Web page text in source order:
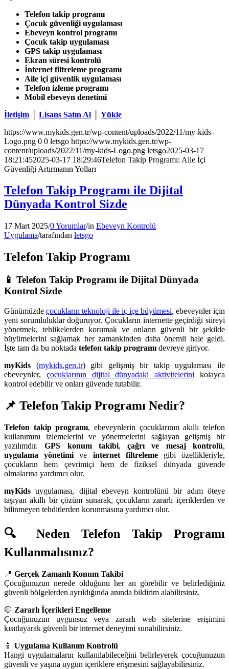
Telefon takip programı
Çocuk güvenliği uygulaması
Ebeveyn kontrol programı
Çocuk takip uygulaması
GPS takip uygulaması
Ekran süresi kontrolü
İnternet filtreleme programı
Aile içi güvenlik uygulaması
Telefon izleme programı
Mobil ebeveyn denetimi
İletişim
Lisans Satın Al
Yükle
https://www.mykids.gen.tr/wp-content/uploads/2022/11/my-kids-
Logo.png 0 0 letsgo https://www.mykids.gen.tr/wp-
content/uploads/2022/11/my-kids-Logo.png letsgo2025-03-17
18:21:452025-03-17 18:29:46Telefon Takip Programı: Aile İçi
Güvenliği Artırmanın Yolları
Telefon Takip Programı ile Dijital
Dünyada Kontrol Sizde
17 Mart 2025/0 Yorumlar/in Ebeveyn Kontrolü
Uygulama/tarafından letsgo
Telefon Takip Programı
📱 Telefon Takip Programı ile Dijital Dünyada
Kontrol Sizde
Günümüzde çocukların teknoloji ile iç içe büyümesi, ebeveynler için
yeni sorumluluklar doğuruyor. Çocukların internette geçirdiği süreyi
yönetmek, tehlikelerden korumak ve onların güvenli bir şekilde
büyümelerini sağlamak her zamankinden daha önemli hale geldi.
İşte tam da bu noktada telefon takip programı devreye giriyor.
myKids (mykids.gen.tr) gibi gelişmiş bir takip uygulaması ile
ebeveynler, çocuklarının dijital dünyadaki aktivitelerini kolayca
kontrol edebilir ve onları güvende tutabilir.
📌 Telefon Takip Programı Nedir?
Telefon takip programı, ebeveynlerin çocuklarının akıllı telefon
kullanımını izlemelerini ve yönetmelerini sağlayan gelişmiş bir
yazılımdır.GPS konum takibi,çağrı ve mesaj kontrolü,
uygulama yönetimi ve internet filtrelemegibi özellikleriyle,
çocukların hem çevrimiçi hem de fiziksel dünyada güvende
olmalarına yardımcı olur.
myKids uygulaması, dijital ebeveyn kontrolünü bir adım öteye
taşıyan akıllı bir çözüm sunarak, çocukların zararlı içeriklerden ve
bilinmeyen tehditlerden korunmasına yardımcı olur.
🔍 Neden Telefon Takip Programı
Kullanmalısınız?
📍 Gerçek Zamanlı Konum Takibi
Çocuğunuzun nerede olduğunu her an görebilir ve belirlediğiniz
güvenli bölgelerden ayrıldığında anında bildirim alabilirsiniz.
🛑 Zararlı İçerikleri Engelleme
Çocuğunuzun uygunsuz veya zararlı web sitelerine erişimini
kısıtlayarak güvenli bir internet deneyimi sunabilirsiniz.
📱 Uygulama Kullanım Kontrolü
Hangi uygulamaların kullanılabileceğini belirleyerek çocuğunuzun
güvenli ve yaşına uygun içeriklere erişmesini sağlayabilirsiniz.